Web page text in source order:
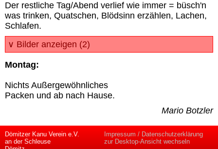
Der restliche Tag/Abend verlief wie immer = büsch'n
was trinken, Quatschen, Blödsinn erzählen, Lachen,
Schlafen.
∨ Bilder anzeigen (2)
Montag:
Nichts Außergewöhnliches
Packen und ab nach Hause.
Mario Botzler
Dömitzer Kanu Verein e.V.
an der Schleuse
Impressum / Datenschutzerklärung
zur Desktop-Ansicht wechseln